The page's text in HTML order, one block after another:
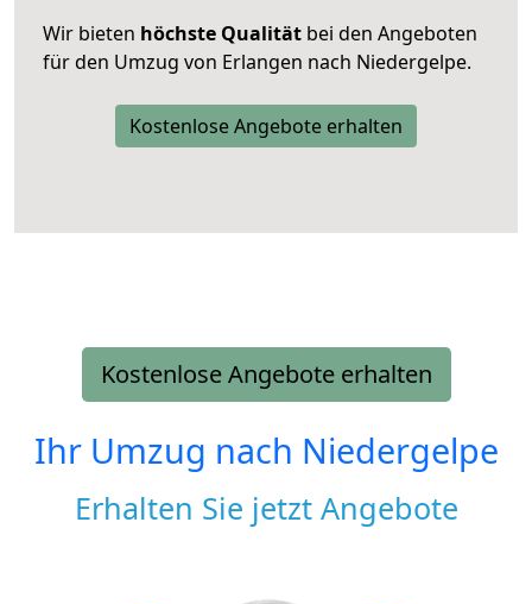
Wir bieten höchste Qualität bei den Angeboten
für den Umzug von Erlangen nach Niedergelpe.
Kostenlose Angebote erhalten
Kostenlose Angebote erhalten
Ihr Umzug nach Niedergelpe
Erhalten Sie jetzt Angebote